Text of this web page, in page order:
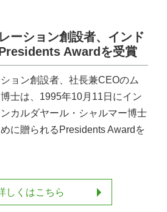
ーション創設者、インド
Awardを受賞
ョン創設者、社長兼CEOのム
士は、1995年10月11日にイン
カルダヤール・シャルマー博士
に贈られるPresidents Awardを
しくはこちら